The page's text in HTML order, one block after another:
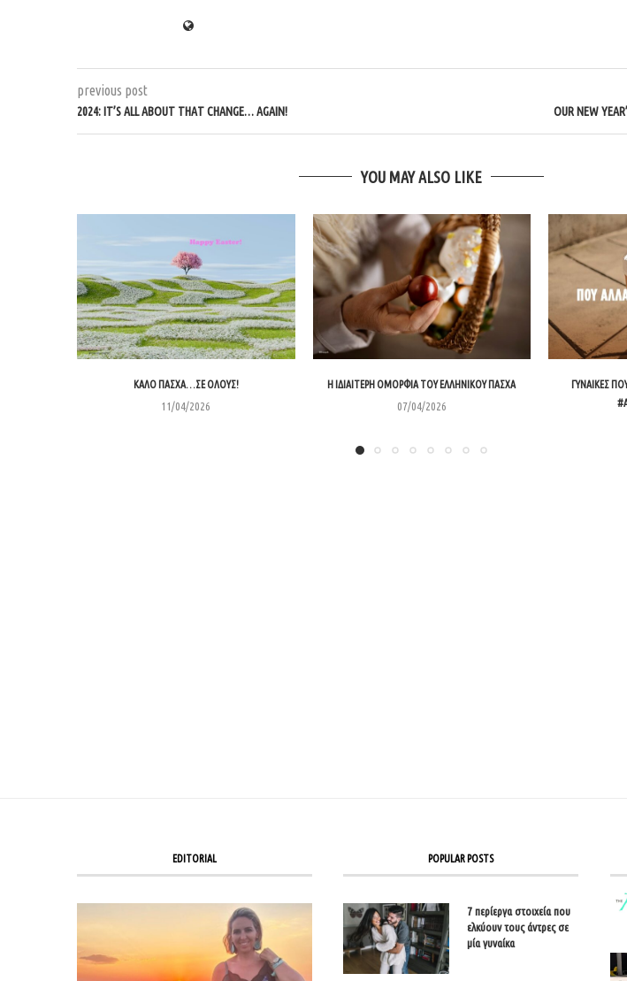
previous post
2024: IT’S ALL ABOUT THAT CHANGE… AGAIN! OUR NEW
YOU MAY ALSO LIKE
ΚΑΛΌ ΠΆΣΧΑ…ΣΕ ΌΛΟΥΣ!
11/04/2026
Η ΙΔΙΑΊΤΕΡΗ ΟΜΟΡΦΙΆ ΤΟΥ ΕΛΛΗΝΙΚΟΎ ΠΆΣΧΑ
07/04/2026
ΓΥΝΑΊΚΕΣ
EDITORIAL POPULAR POSTS
7 περίεργα στοιχεία που
ελκύουν τους άντρες σε
μία γυναίκα